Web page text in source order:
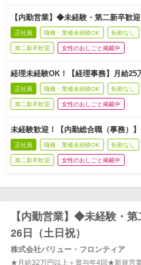
【内勤営業】◆未経験・第二新卒歓
正社員 職種・業種未経験OK 転勤なし
第二新卒歓迎 女性のおしごと掲載中
経理未経験OK！【経理事務】月給25
正社員 職種・業種未経験OK 転勤なし
第二新卒歓迎 女性のおしごと掲載中
未経験歓迎！【内勤総合職（事務）
正社員 職種・業種未経験OK 転勤なし
第二新卒歓迎 女性のおしごと掲載中
【内勤営業】◆未経験・
26日（土日祝）
株式会社バリュー・フロンティア
★月給32万円以上＋賞与年4回★新規営